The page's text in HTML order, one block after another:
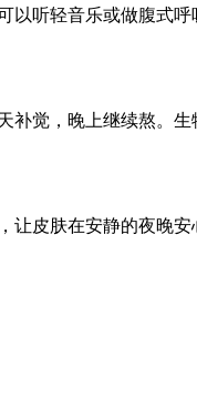
以听轻音乐或做腹式
补觉，晚上继续熬。
让皮肤在安静的夜晚